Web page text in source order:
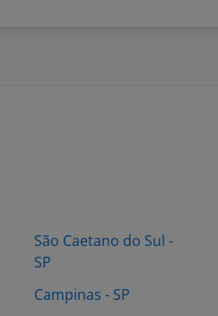
São Caetano do Sul -
SP
Campinas - SP